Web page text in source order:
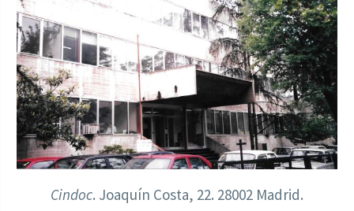
Cindoc. Joaquín Costa, 22. 28002 Madrid.